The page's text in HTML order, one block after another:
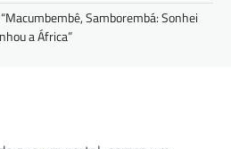
Samborembá: Sonhei
a África”